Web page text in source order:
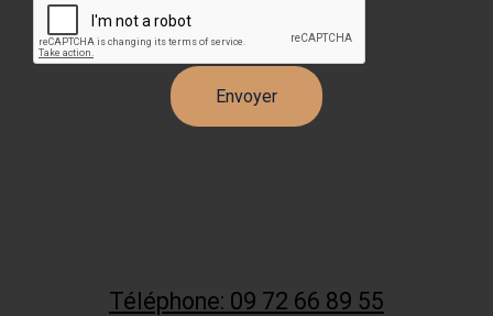
Téléphone: 09 72 66 89 55